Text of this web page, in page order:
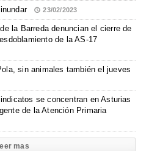
23/02/2023
la Barreda denuncian el cierre de
de la AS-17
sin animales también el jueves
se concentran en Asturias
de la Atención Primaria
mas